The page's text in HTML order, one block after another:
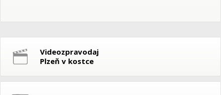
Videozpravodaj
Plzeň v kostce